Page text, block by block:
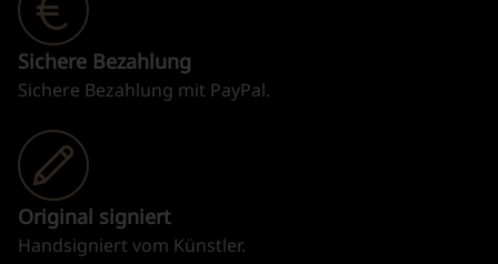
Sichere Bezahlung
Sichere Bezahlung mit PayPal.
Original signiert
Handsigniert vom Künstler.